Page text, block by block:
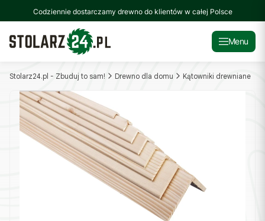
Codziennie dostarczamy drewno do klientów w całej Polsce
Menu
Stolarz24.pl - Zbuduj to sam! Drewno dla domu Kątowniki drewniane